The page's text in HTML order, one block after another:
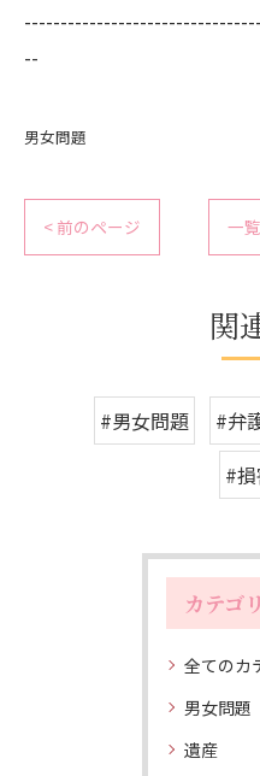
--
男女問題
< 前のページ 一
関
#男女問題 #弁
#
カテゴ
全てのカ
男女問題
遺産